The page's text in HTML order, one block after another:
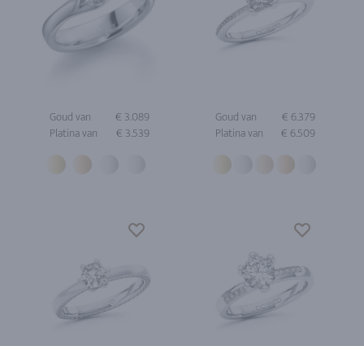
Goud van
€ 3.089
Platina van
€ 3.539
Goud van
€ 6.379
Platina van
€ 6.509